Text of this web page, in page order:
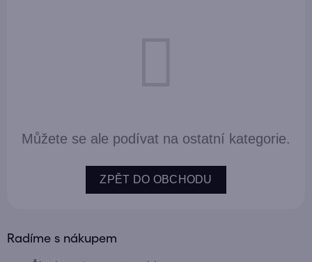
Můžete se ale podívat na ostatní kategorie.
ZPĚT DO OBCHODU
Radíme s nákupem